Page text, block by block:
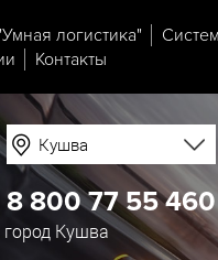
логистика"
Контакты
Кушва
8 800 77 55 460
Кушва